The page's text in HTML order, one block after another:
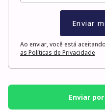
Enviar
Ao enviar, você está
as Políticas de Privacidade
Enviar